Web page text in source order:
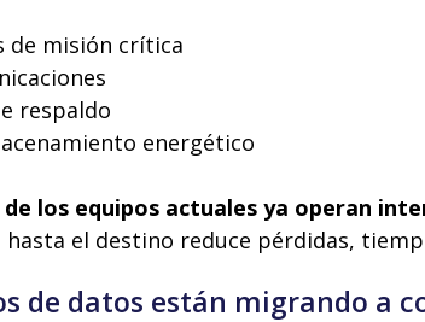
de misión crítica
respaldo
energético
los equipos actuales ya operan
el destino reduce pérdidas,
de datos están migrando a